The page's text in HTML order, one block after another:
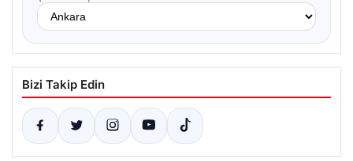
Bizi Takip Edin